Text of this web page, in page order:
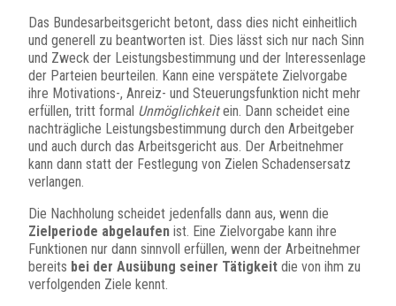
Das Bundesarbeitsgericht betont, dass dies nicht einheitlich
und generell zu beantworten ist. Dies lässt sich nur nach Sinn
und Zweck der Leistungsbestimmung und der Interessenlage
der Parteien beurteilen. Kann eine verspätete Zielvorgabe
ihre Motivations-, Anreiz- und Steuerungsfunktion nicht mehr
erfüllen, tritt formal Unmöglichkeitein. Dann scheidet eine
nachträgliche Leistungsbestimmung durch den Arbeitgeber
und auch durch das Arbeitsgericht aus. Der Arbeitnehmer
kann dann statt der Festlegung von Zielen Schadensersatz
verlangen.
Die Nachholung scheidet jedenfalls dann aus, wenn die
Zielperiode abgelaufen ist. Eine Zielvorgabe kann ihre
Funktionen nur dann sinnvoll erfüllen, wenn der Arbeitnehmer
bereits bei der Ausübung seiner Tätigkeit die von ihm zu
verfolgenden Ziele kennt.